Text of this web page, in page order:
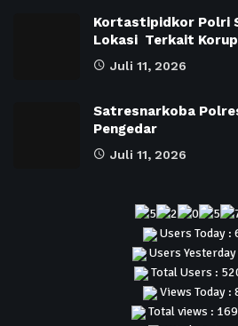
Kortastipidkor Polri
Lokasi Terkait
Juli 11, 2026
Satresnarkoba
Pengedar
Juli 11, 2026
Users Today :
Users
Total Users :
Views Today :
Total views :